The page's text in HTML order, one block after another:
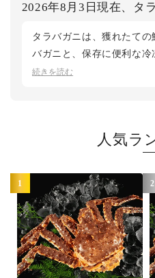
2026年8月3日現在、タ
タラバガニは、獲れたて
バガニと、保存に便利な冷
おります。すぐに味わうな
れない希少なカニです。
季は漁獲が少なく完売サ
方はお早めにご検討くだ
産地直送で最良のタイミ
続きを読む
人気ラ
1 2